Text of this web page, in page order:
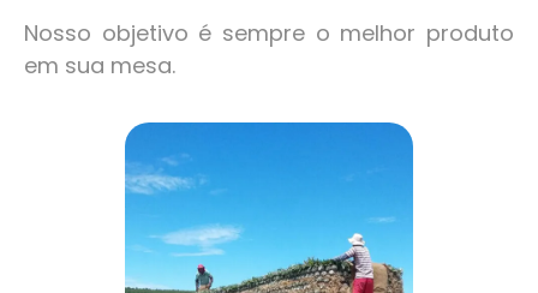
Nosso objetivo é sempre o melhor produto
em sua mesa.